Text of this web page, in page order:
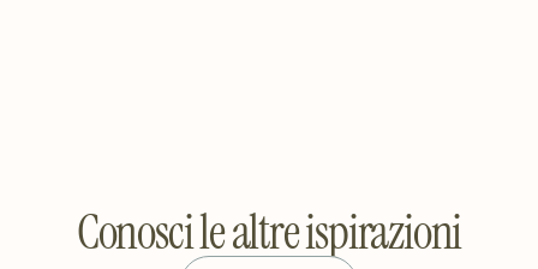
Conosci le altre ispirazioni